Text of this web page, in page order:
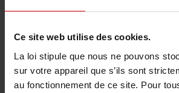
Ce site web utilise des cookies.
La loi stipule que nous ne pouvons
sur votre appareil que s’ils sont
au fonctionnement de ce site. Pour
Me verwittigen wanneer het
Gratis levering bij aankoop van
Gratis retour in je winkelpunt